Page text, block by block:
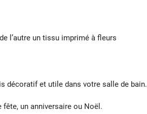
l’autre un tissu imprimé à fleurs
décoratif et utile dans votre salle de bain.
fête, un anniversaire ou Noël.